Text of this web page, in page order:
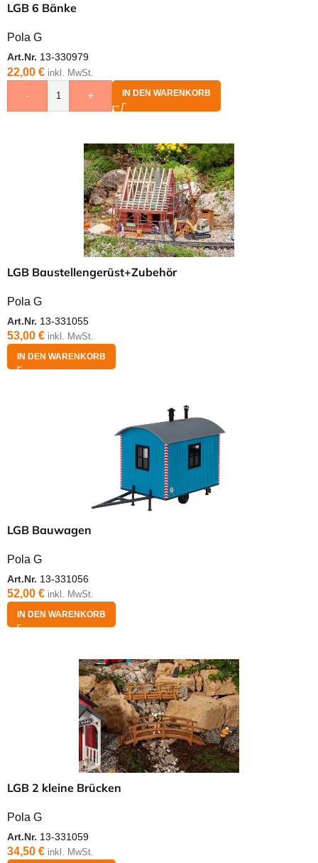
LGB 6 Bänke
Pola G
Art.Nr. 13-330979
22,00 € inkl. MwSt.
- + IN DEN WARENKORB
LGB Baustellengerüst+Zubehör
Pola G
Art.Nr. 13-331055
53,00 € inkl. MwSt.
IN DEN WARENKORB
LGB Bauwagen
Pola G
Art.Nr. 13-331056
52,00 € inkl. MwSt.
IN DEN WARENKORB
LGB 2 kleine Brücken
Pola G
Art.Nr. 13-331059
34,50 € inkl. MwSt.